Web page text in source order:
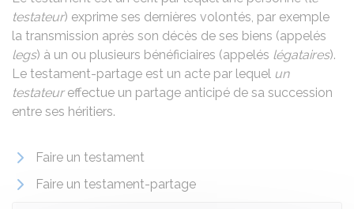
testateur) exprime ses dernières volontés, par exemple
la transmission après son décès de ses biens (appelés
legs) à un ou plusieurs bénéficiaires (appelés légataires).
Le testament-partage est un acte par lequel un
testateur effectue un partage anticipé de sa succession
entre ses héritiers.
Faire un testament
Faire un testament-partage